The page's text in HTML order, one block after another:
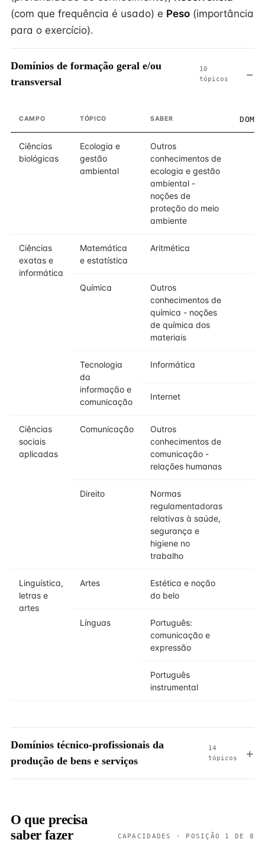
(com que frequência é usado) e Peso (importância
para o exercício).
Domínios de formação geral e/ou
transversal
10
tópicos
CAMPO TÓPICO SABER
Ciências
biológicas
Ecologia e
gestão
ambiental
Outros
conhecimentos de
ecologia e gestão
ambiental -
noções de
proteção do meio
ambiente
Ciências
exatas e
informática
Matemática
e estatística
Aritmética
Química
Outros
conhecimentos de
química - noções
de química dos
materiais
Tecnologia
da
informação e
comunicação
Informática
Internet
Ciências
sociais
aplicadas
Comunicação
Outros
conhecimentos de
comunicação -
relações humanas
Direito
Normas
regulamentadoras
relativas à saúde,
segurança e
higiene no
trabalho
Linguística,
letras e
artes
Artes
Estética e noção
do belo
Línguas
Português:
comunicação e
expressão
Português
instrumental
Domínios técnico-profissionais da
produção de bens e serviços
14
tópicos
O que precisa
saber fazer
CAPACIDADES · POSIÇÃO 1 DE 8